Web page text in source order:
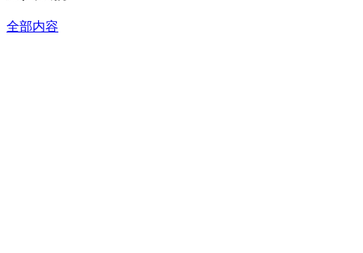
全部内容